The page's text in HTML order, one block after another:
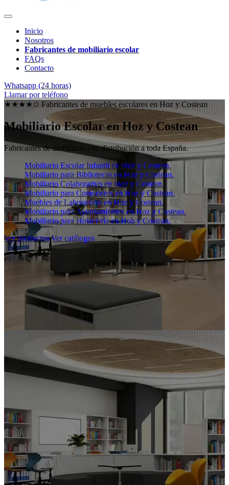
Inicio
Nosotros
Fabricantes de mobiliario escolar
FAQs
Contacto
Whatsapp (24 horas)
Llamar por teléfono
★★★★✩ Fabricantes de muebles escolares en Hoz y Costean
Mobiliario Escolar enHoz y Costean
Fabricantes de mobiliario con distribución a toda España.
Mobiliario Escolar Infantil en Hoz y Costean.
Mobiliario para Bibliotecas en Hoz y Costean.
Mobiliario Colaborativo en Hoz y Costean.
Mobiliario para Comedores en Hoz y Costean.
Muebles de Laboratorio en Hoz y Costean.
Mobiliario para Ayuntamientos en Hoz y Costean.
Mobiliario para Hostelería en Hoz y Costean.
Ver productos Ver catálogos